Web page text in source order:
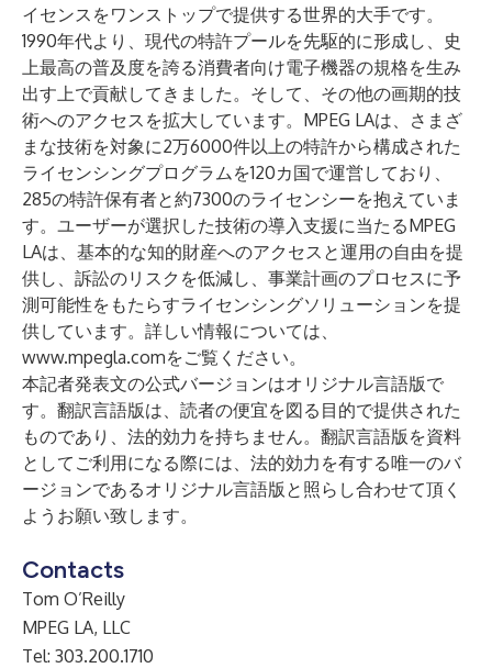
イセンスをワンストップで提供する世界的大手です。
1990年代より、現代の特許プールを先駆的に形成し、史
上最高の普及度を誇る消費者向け電子機器の規格を生み
出す上で貢献してきました。そして、その他の画期的技
術へのアクセスを拡大しています。MPEG LAは、さまざ
まな技術を対象に2万6000件以上の特許から構成された
ライセンシングプログラムを120カ国で運営しており、
285の特許保有者と約7300のライセンシーを抱えていま
す。ユーザーが選択した技術の導入支援に当たるMPEG
LAは、基本的な知的財産へのアクセスと運用の自由を提
供し、訴訟のリスクを低減し、事業計画のプロセスに予
測可能性をもたらすライセンシングソリューションを提
供しています。詳しい情報については、
www.mpegla.comをご覧ください。
本記者発表文の公式バージョンはオリジナル言語版で
す。翻訳言語版は、読者の便宜を図る目的で提供された
ものであり、法的効力を持ちません。翻訳言語版を資料
としてご利用になる際には、法的効力を有する唯一のバ
ージョンであるオリジナル言語版と照らし合わせて頂く
ようお願い致します。
Contacts
Tom O’Reilly
MPEG LA, LLC
Tel: 303.200.1710